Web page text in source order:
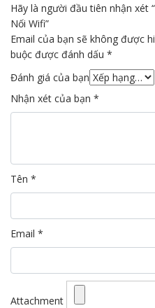
Hãy là người đầu tiên nhận xét
Nối Wifi”
Email của bạn sẽ không được
buộc được đánh dấu *
Đánh giá của bạn
Nhận xét của bạn *
Tên *
Email *
Attachment